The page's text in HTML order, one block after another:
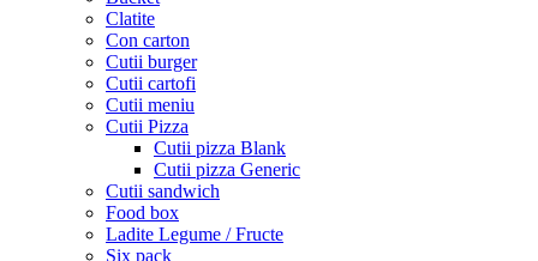
Clatite
Con carton
Cutii burger
Cutii cartofi
Cutii meniu
Cutii Pizza
Cutii pizza Blank
Cutii pizza Generic
Cutii sandwich
Food box
Ladite Legume / Fructe
Six pack